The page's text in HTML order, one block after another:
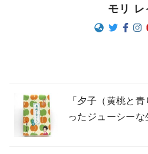
モリ レ
「夕子（黄桃と
ったジューシーな